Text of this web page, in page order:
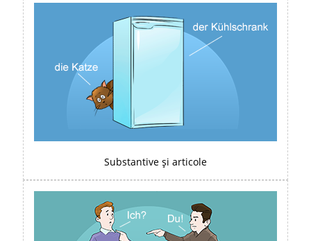
Substantive și articole